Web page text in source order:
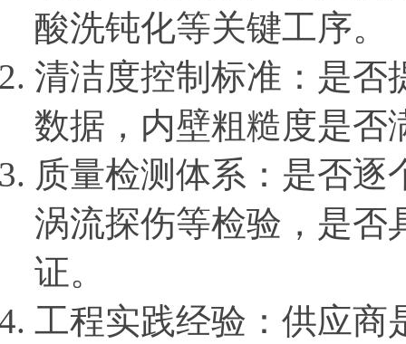
酸洗钝化等关键工序。
清洁度控制标准：是否
数据，内壁粗糙度是否
质量检测体系：是否
涡流探伤等检验，是否
证。
工程实践经验：供应商